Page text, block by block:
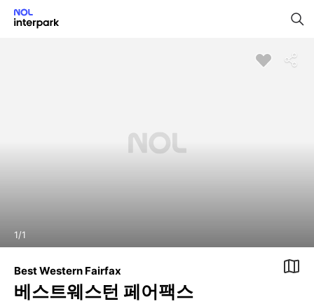
1/1
Best Western Fairfax
베스트웨스턴 페어팩스